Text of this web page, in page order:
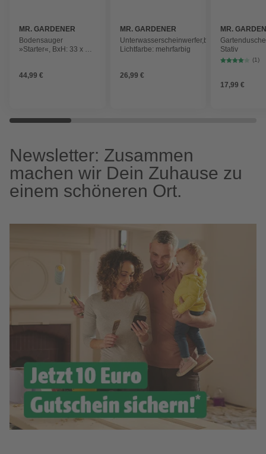
MR. GARDENER
Bodensauger
»Starter«, BxH: 33 x 39
44,99 €
MR. GARDENER
Unterwasserscheinwerfer,batteriebetrieben,
Lichtfarbe: mehrfarbig
26,99 €
MR.
Stativ
(1)
17,99 €
Newsletter: Zusammen
machen wir Dein Zuhause zu
einem schöneren Ort.